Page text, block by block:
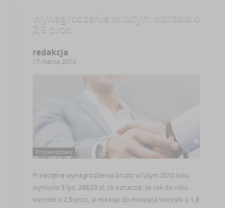
Wynagrodzenie w lutym wzrosło o
2,9 proc.
redakcja
17 marca 2010
Przywództwo
Przeciętne wynagrodzenie brutto w lutym 2010 roku
wyniosło 3 tys. 288,29 zł, co oznacza, że rok do roku
wzrosło o 2,9 proc., a miesiąc do miesiąca wzrosło o 1,8